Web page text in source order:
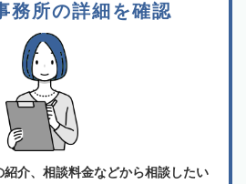
務所の詳細を確認
介、相談料金などから相談したい